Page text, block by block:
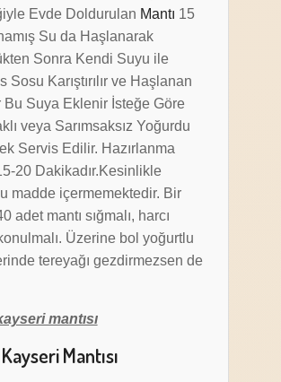
Evde Doldurulan Mantı 15
Su da Haşlanarak
Sonra Kendi Suyu ile
Sosu Karıştırılır ve Haşlanan
Bu Suya Eklenir İsteğe Göre
veya Sarımsaksız Yoğurdu
Servis Edilir. Hazırlanma
20 Dakikadır.Kesinlikle
madde içermemektedir. Bir
adet mantı sığmalı, harcı
Üzerine bol yoğurtlu
tereyağı gezdirmezsen de
mantısı
Mantısı